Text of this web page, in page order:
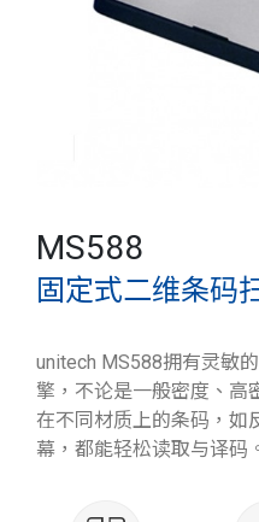
MS588
固定式二维条码
unitech MS588拥有灵敏
擎，不论是一般密度、高
在不同材质上的条码，如
幕，都能轻松读取与译码